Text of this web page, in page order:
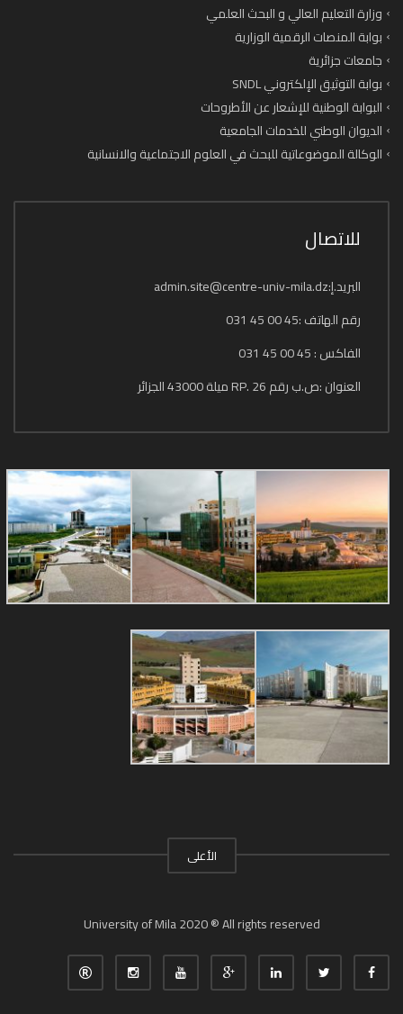
وزارة التعليم العالي و البحث العلمي
بوابة المنصات الرقمية الوزارية
جامعات جزائرية
بوابة التوثيق الإلكتروني SNDL
البوابة الوطنية للإشعار عن الأطروحات
الديوان الوطني للخدمات الجامعية
الوكالة الموضوعاتية للبحث في العلوم الاجتماعية والانسانية
للاتصال
البريد.إ:admin.site@centre-univ-mila.dz
رقم الهاتف :45 00 45 031
الفاكس : 45 00 45 031
العنوان :ص.ب رقم 26 .RP ميلة 43000 الجزائر
الأعلى
University of Mila 2020 ® All rights reserved